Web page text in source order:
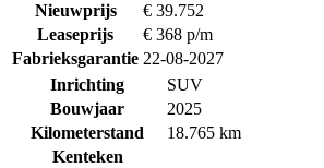
Nieuwprijs
€ 39.752
Leaseprijs
€ 368 p/m
Fabrieksgarantie 22-08-2027
Inrichting
SUV
Bouwjaar
2025
Kilometerstand
18.765 km
Kenteken